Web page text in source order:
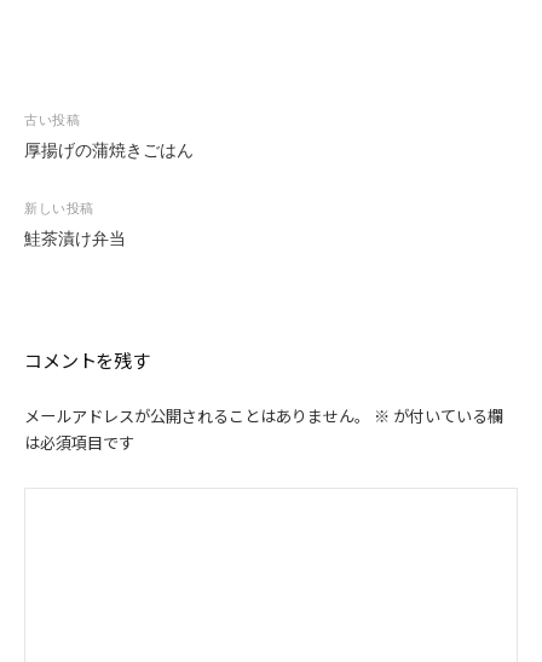
投
稿
ビ
ゲ
ン
古い投稿
厚揚げの蒲焼きごはん
新しい投稿
鮭茶漬け弁当
コメントを残す
メールアドレスが公開されることはありません。 ※ が付いている欄
は必須項目です